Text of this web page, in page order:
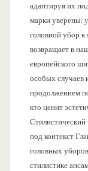
адаптируя их
марки уверены:
головной убор к
возвращает в
европейского
особых случаев
продолжением
кто ценит
под контекст
головных
стилистике